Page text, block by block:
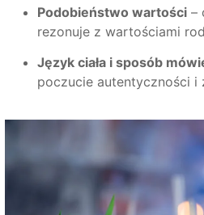
Podobieństwo wartości –
rezonuje z wartościami
Język ciała i sposób
poczucie autentyczności i